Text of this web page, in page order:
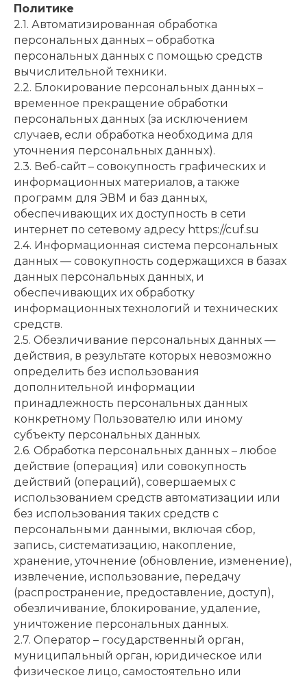
Политике
2.1. Автоматизированная обработка
персональных данных – обработка
персональных данных с помощью средств
вычислительной техники.
2.2. Блокирование персональных данных –
временное прекращение обработки
персональных данных (за исключением
случаев, если обработка необходима для
уточнения персональных данных).
2.3. Веб-сайт – совокупность графических и
информационных материалов, а также
программ для ЭВМ и баз данных,
обеспечивающих их доступность в сети
интернет по сетевому адресу https://cuf.su
2.4. Информационная система персональных
данных — совокупность содержащихся в базах
данных персональных данных, и
обеспечивающих их обработку
информационных технологий и технических
средств.
2.5. Обезличивание персональных данных —
действия, в результате которых невозможно
определить без использования
дополнительной информации
принадлежность персональных данных
конкретному Пользователю или иному
субъекту персональных данных.
2.6. Обработка персональных данных – любое
действие (операция) или совокупность
действий (операций), совершаемых с
использованием средств автоматизации или
без использования таких средств с
персональными данными, включая сбор,
запись, систематизацию, накопление,
хранение, уточнение (обновление, изменение),
извлечение, использование, передачу
(распространение, предоставление, доступ),
обезличивание, блокирование, удаление,
уничтожение персональных данных.
2.7. Оператор – государственный орган,
муниципальный орган, юридическое или
физическое лицо, самостоятельно или